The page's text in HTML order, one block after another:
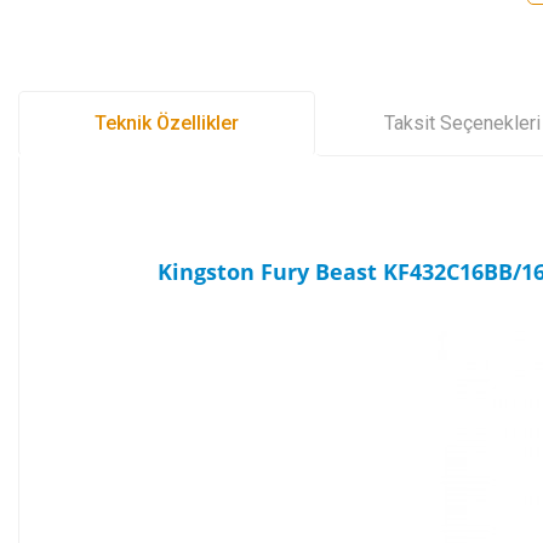
Teknik Özellikler Taksit Seçenekleri
Kingston Fury Beast KF432C16BB/